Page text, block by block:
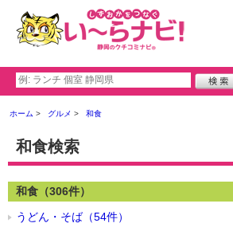
ホーム グルメ 和食
和食検索
和食（306件）
うどん・そば（54件）